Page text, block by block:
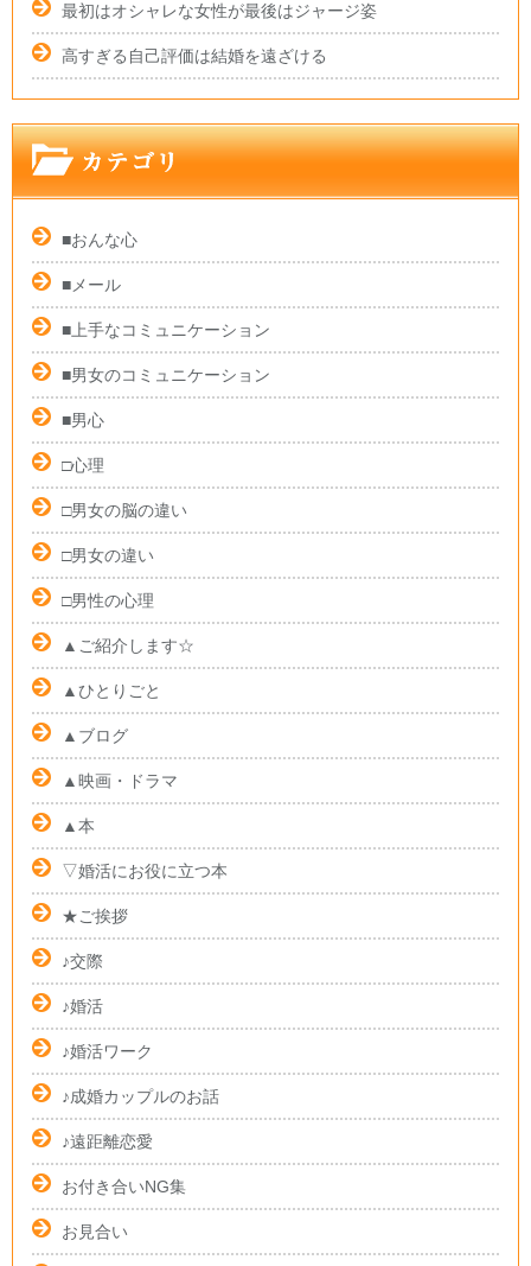
最初はオシャレな女性が最後はジャージ姿
高すぎる自己評価は結婚を遠ざける
■おんな心
■メール
■上手なコミュニケーション
■男女のコミュニケーション
■男心
□心理
□男女の脳の違い
□男女の違い
□男性の心理
▲ご紹介します☆
▲ひとりごと
▲ブログ
▲映画・ドラマ
▲本
▽婚活にお役に立つ本
★ご挨拶
♪交際
♪婚活
♪婚活ワーク
♪成婚カップルのお話
♪遠距離恋愛
お付き合いNG集
お見合い